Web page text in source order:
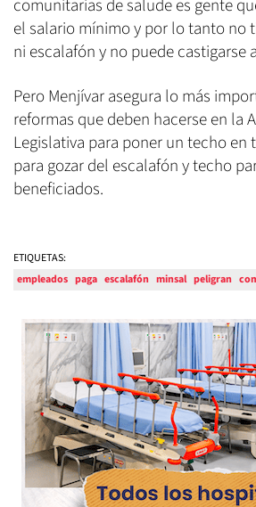
comunitarias de salude es gente
el salario mínimo y por lo tanto no
ni escalafón y no puede castigarse
Pero Menjívar asegura lo más
reformas que deben hacerse en la
Legislativa para poner un techo en
para gozar del escalafón y techo
beneficiados.
ETIQUETAS:
empleados paga escalafón minsal peligran